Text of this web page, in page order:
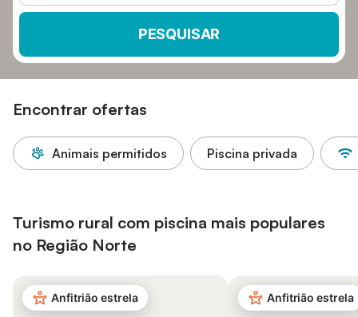
PESQUISAR
Encontrar ofertas
Animais permitidos Piscina privada
Turismo rural com piscina mais populares
no Região Norte
Anfitrião estrela Anfitrião estrela